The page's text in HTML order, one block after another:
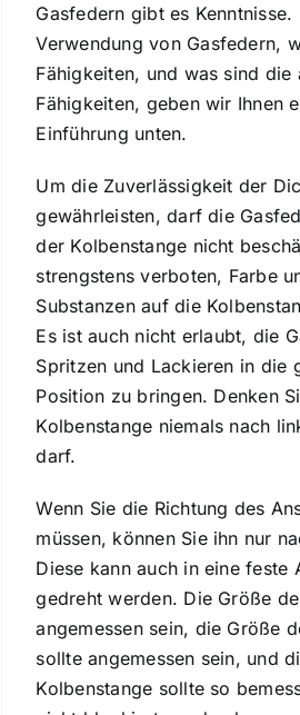
Gasfedern gibt es Kenntnisse.
Verwendung von Gasfedern,
Fähigkeiten, und was sind die
Fähigkeiten, geben wir Ihnen
Einführung unten.
Um die Zuverlässigkeit der
gewährleisten, darf die
der Kolbenstange nicht
strengstens verboten, Farbe
Substanzen auf die
Es ist auch nicht erlaubt, die
Spritzen und Lackieren in die
Position zu bringen. Denken
Kolbenstange niemals nach
darf.
Wenn Sie die Richtung des
müssen, können Sie ihn nur
Diese kann auch in eine feste
gedreht werden. Die Größe
angemessen sein, die Größe
sollte angemessen sein, und
Kolbenstange sollte so